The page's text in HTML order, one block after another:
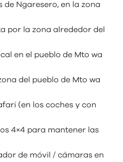
Ngaresero, en la zona
por la zona alrededor del
en el pueblo de Mto wa
del pueblo de Mto wa
(en los coches y con
4×4 para mantener las
de móvil / cámaras en